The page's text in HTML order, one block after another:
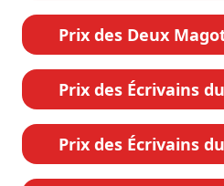
Prix des Deux
Prix des Écrivains
Prix des Écrivains